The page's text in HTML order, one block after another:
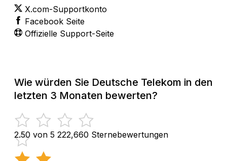
X.com-Supportkonto
Facebook Seite
Offizielle Support-Seite
Wie würden Sie Deutsche Telekom in den
letzten 3 Monaten bewerten?
2.50 von 5 222,660 Sternebewertungen